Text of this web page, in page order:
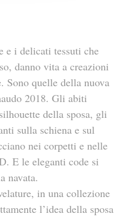
e i delicati tessuti che
danno vita a creazioni
Sono quelle della nuova
2018. Gli abiti
della sposa, gli
sulla schiena e sul
nei corpetti e nelle
E le eleganti code si
navata.
in una collezione
l’idea della sposa